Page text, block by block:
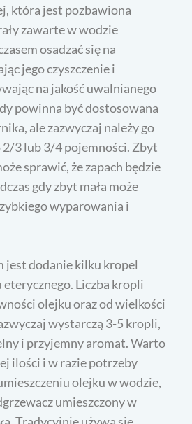
która jest pozbawiona
zawarte w wodzie
osadzać się na
jego czyszczenie i
na jakość uwalnianego
powinna być dostosowana
ale zazwyczaj należy go
2/3 lub 3/4 pojemności. Zbyt
sprawić, że zapach będzie
gdy zbyt mała może
wyparowania i
jest dodanie kilku kropel
Liczba kropli
olejku oraz od wielkości
wystarczą 3-5 kropli,
i przyjemny aromat. Warto
ilości i w razie potrzeby
olejku w wodzie,
umieszczony w
Tradycyjnie używa się